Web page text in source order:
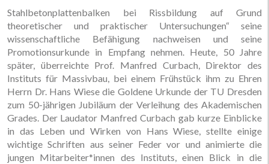
Stahlbetonplattenbalken bei Rissbildung auf Grund
theoretischer und praktischer Untersuchungen“ seine
wissenschaftliche Befähigung nachweisen und seine
Promotionsurkunde in Empfang nehmen. Heute, 50 Jahre
später, überreichte Prof. Manfred Curbach, Direktor des
Instituts für Massivbau, bei einem Frühstück ihm zu Ehren
Herrn Dr. Hans Wiese die Goldene Urkunde der TU Dresden
zum 50-jährigen Jubiläum der Verleihung des Akademischen
Grades. Der Laudator Manfred Curbach gab kurze Einblicke
in das Leben und Wirken von Hans Wiese, stellte einige
wichtige Schriften aus seiner Feder vor und animierte die
jungen Mitarbeiter*innen des Instituts, einen Blick in die